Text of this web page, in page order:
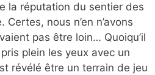
la réputation du sentier des
Certes, nous n’en n’avons
pas être loin… Quoiqu’il
plein les yeux avec un
révélé être un terrain de jeu